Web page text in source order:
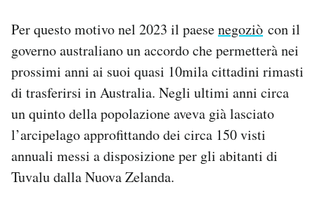
Per questo motivo nel 2023 il paesenegoziò con il
governo australiano un accordo che permetterà nei
prossimi anni ai suoi quasi 10mila cittadini rimasti
di trasferirsi in Australia. Negli ultimi anni circa
un quinto della popolazione aveva già lasciato
l’arcipelago approfittando dei circa 150 visti
annuali messi a disposizione per gli abitanti di
Tuvalu dalla Nuova Zelanda.